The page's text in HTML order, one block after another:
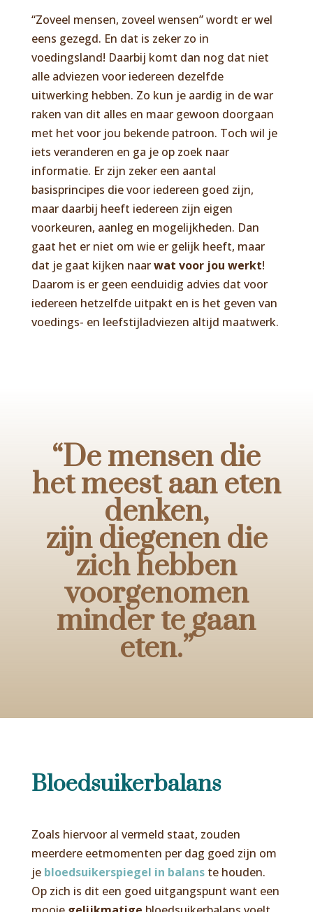
“Zoveel mensen, zoveel wensen” wordt er wel
eens gezegd. En dat is zeker zo in
voedingsland! Daarbij komt dan nog dat niet
alle adviezen voor iedereen dezelfde
uitwerking hebben. Zo kun je aardig in de war
raken van dit alles en maar gewoon doorgaan
met het voor jou bekende patroon. Toch wil je
iets veranderen en ga je op zoek naar
informatie. Er zijn zeker een aantal
basisprincipes die voor iedereen goed zijn,
maar daarbij heeft iedereen zijn eigen
voorkeuren, aanleg en mogelijkheden. Dan
gaat het er niet om wie er gelijk heeft, maar
dat je gaat kijken naarwat voor jou werkt!
Daarom is er geen eenduidig advies dat voor
iedereen hetzelfde uitpakt en is het geven van
voedings- en leefstijladviezen altijd maatwerk.
“De mensen die
het meest aan eten
denken,
zijn diegenen die
zich hebben
voorgenomen
minder te gaan
eten.”
Bloedsuikerbalans
Zoals hiervoor al vermeld staat, zouden
meerdere eetmomenten per dag goed zijn om
je bloedsuikerspiegel in balanste houden.
Op zich is dit een goed uitgangspunt want een